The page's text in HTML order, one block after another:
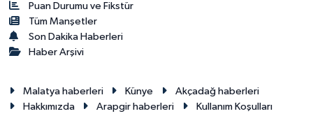
Puan Durumu ve Fikstür
Tüm Manşetler
Son Dakika Haberleri
Haber Arşivi
Malatya haberleri Künye
Akçadağ haberleri
Hakkımızda
Arapgir haberleri
Kullanım Koşulları